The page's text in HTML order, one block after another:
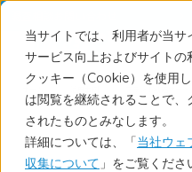
当サイトでは、利用者が当
サービス向上およびサイトの
クッキー（Cookie）を使用
は閲覧を継続されることで
されたものとみなします。
詳細については、「当社ウェ
収集について 」をご覧くださ
ブランド戦略サー
Case